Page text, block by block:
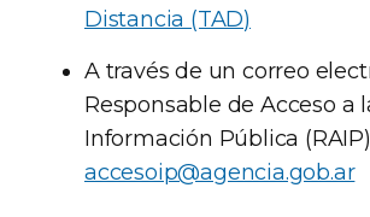
Distancia (TAD)
A través de un correo
Responsable de Acceso a
Información Pública
accesoip@agencia.gob.ar